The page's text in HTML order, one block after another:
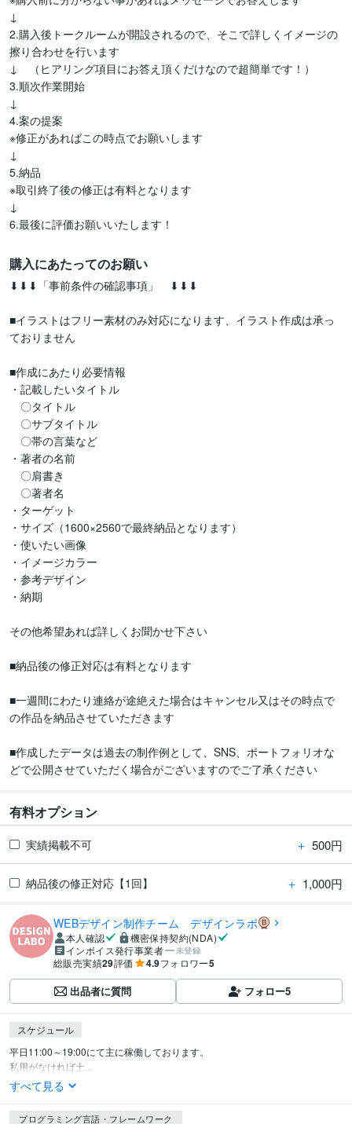
↓
2.購入後トークルームが開設されるので、そこで詳しくイメージの
擦り合わせを行います
↓　（ヒアリング項目にお答え頂くだけなので超簡単です！）
3.順次作業開始
↓
4.案の提案
※修正があればこの時点でお願いします
↓
5.納品
※取引終了後の修正は有料となります
↓
6.最後に評価お願いいたします！
購入にあたってのお願い
⬇︎⬇︎⬇︎「事前条件の確認事項」　⬇︎⬇︎⬇︎
■イラストはフリー素材のみ対応になります、イラスト作成は承っ
ておりません
■作成にあたり必要情報
・記載したいタイトル
〇タイトル
〇サブタイトル
〇帯の言葉など
・著者の名前
〇肩書き
〇著者名
・ターゲット
・サイズ（1600×2560で最終納品となります）
・使いたい画像
・イメージカラー
・参考デザイン
・納期
その他希望あれば詳しくお聞かせ下さい
■納品後の修正対応は有料となります
■一週間にわたり連絡が途絶えた場合はキャンセル又はその時点で
の作品を納品させていただきます
■作成したデータは過去の制作例として、SNS、ポートフォリオな
どで公開させていただく場合がございますのでご了承ください
有料オプション
実績掲載不可 ＋ 500円
納品後の修正対応【1回】 ＋ 1,000円
WEBデザイン制作チーム デザインラボ
本人確認
機密保持契約(NDA)
インボイス発行事業者
未登録
総販売実績29評価 4.9フォロワー5
出品者に質問 フォロー5
スケジュール
平日11:00～19:00にて主に稼働しております。
私用がなければ土...
すべて見る
プログラミング言語・フレームワーク